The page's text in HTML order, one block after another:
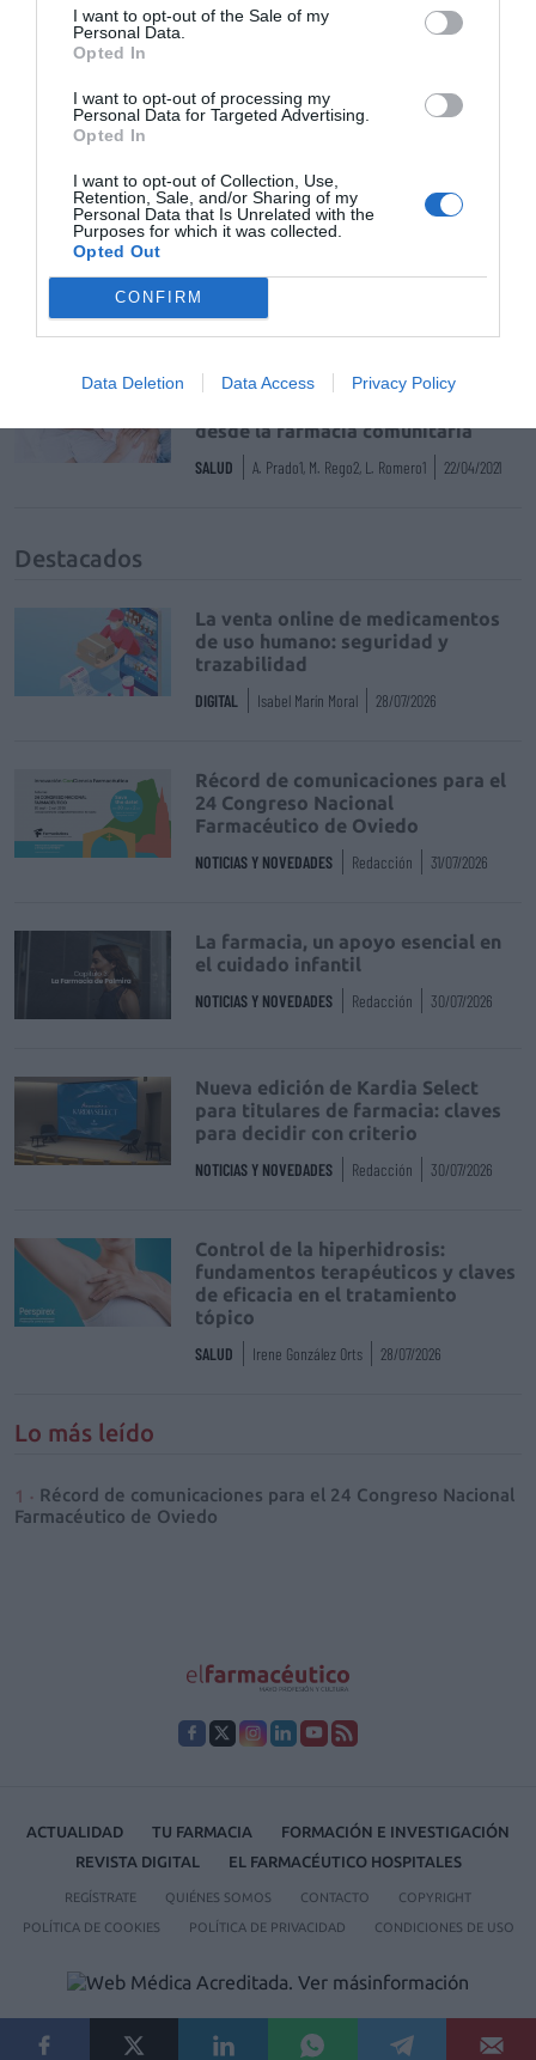
I want to opt-out of the Sale of my
Personal Data.
Opted In
I want to opt-out of processing my
Personal Data for Targeted Advertising.
Opted In
I want to opt-out of Collection, Use,
Retention, Sale, and/or Sharing of my
Personal Data that Is Unrelated with the
Purposes for which it was collected.
Opted Out
CONFIRM
Data Deletion Data Access Privacy Policy
Curso Salud de la mujer. Tema 5.
SALUD Redacción 28/01/2021
Curso Salud de la mujer. Tema 7.
Problemas frecuentes durante el
SALUD
Curso Salud de la mujer. Tema 8.
desde la farmacia comunitaria
SALUD A. Prado1, M. Rego2, L. Romero1 22/04/2021
Destacados
La venta online de medicamentos
de uso humano: seguridad y
trazabilidad
DIGITAL Isabel Marín Moral 28/07/2026
Récord de comunicaciones para el
24 Congreso Nacional
Farmacéutico de Oviedo
NOTICIAS Y NOVEDADES Redacción 31/07/2026
La farmacia, un apoyo esencial en
el cuidado infantil
NOTICIAS Y NOVEDADES Redacción 30/07/2026
Nueva edición de Kardia Select
para titulares de farmacia: claves
para decidir con criterio
NOTICIAS Y NOVEDADES Redacción 30/07/2026
Control de la hiperhidrosis:
fundamentos terapéuticos y claves
de eficacia en el tratamiento
tópico
SALUD Irene González Orts 28/07/2026
Lo más leído
Récord de comunicaciones para el 24 Congreso Nacional
Farmacéutico de Oviedo
ACTUALIDAD TU FARMACIA
FORMACIÓN E INVESTIGACIÓN
REVISTA DIGITAL
EL FARMACÉUTICO HOSPITALES
REGÍSTRATE QUIÉNES SOMOS CONTACTO COPYRIGHT
POLÍTICA DE COOKIES POLÍTICA DE PRIVACIDAD CONDICIONES DE USO
© 2026 Ediciones MAYO, S.A.U.